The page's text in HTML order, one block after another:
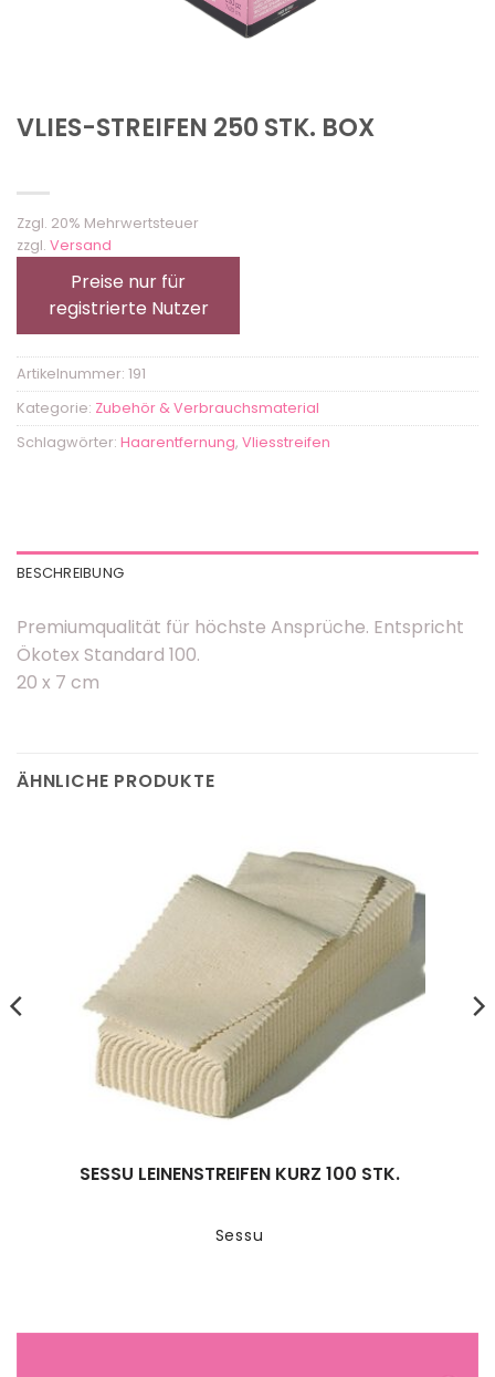
VLIES-STREIFEN 250 STK. BOX
Zzgl. 20% Mehrwertsteuer
zzgl. Versand
Preise nur für
registrierte Nutzer
Artikelnummer: 191
Kategorie: Zubehör & Verbrauchsmaterial
Schlagwörter: Haarentfernung, Vliesstreifen
BESCHREIBUNG
Premiumqualität für höchste Ansprüche. Entspricht
Ökotex Standard 100.
20 x 7 cm
ÄHNLICHE PRODUKTE
Sessu
SESSU LEINENSTREIFEN KURZ 100 STK.